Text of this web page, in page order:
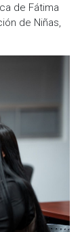
de Fátima
de Niñas,